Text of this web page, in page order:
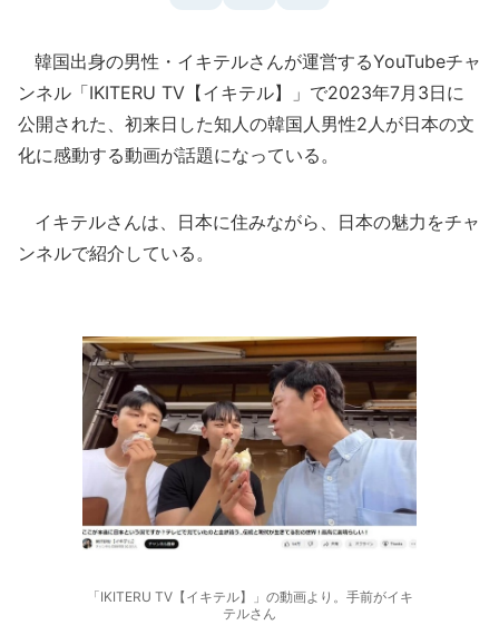
韓国出身の男性・イキテルさんが運営するYouTubeチャ
ンネル「IKITERU TV【イキテル】」で2023年7月3日に
公開された、初来日した知人の韓国人男性2人が日本の文
化に感動する動画が話題になっている。
イキテルさんは、日本に住みながら、日本の魅力をチャ
ンネルで紹介している。
「IKITERU TV【イキテル】」の動画より。手前がイキ
テルさん